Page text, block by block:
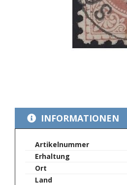
Anfang
Bildergalerie
INFORMATIONEN
Mehr
Informationen
Artikelnummer
Erhaltung
Ort
Land